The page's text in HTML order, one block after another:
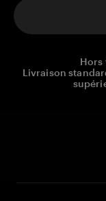
Hors
Livraison